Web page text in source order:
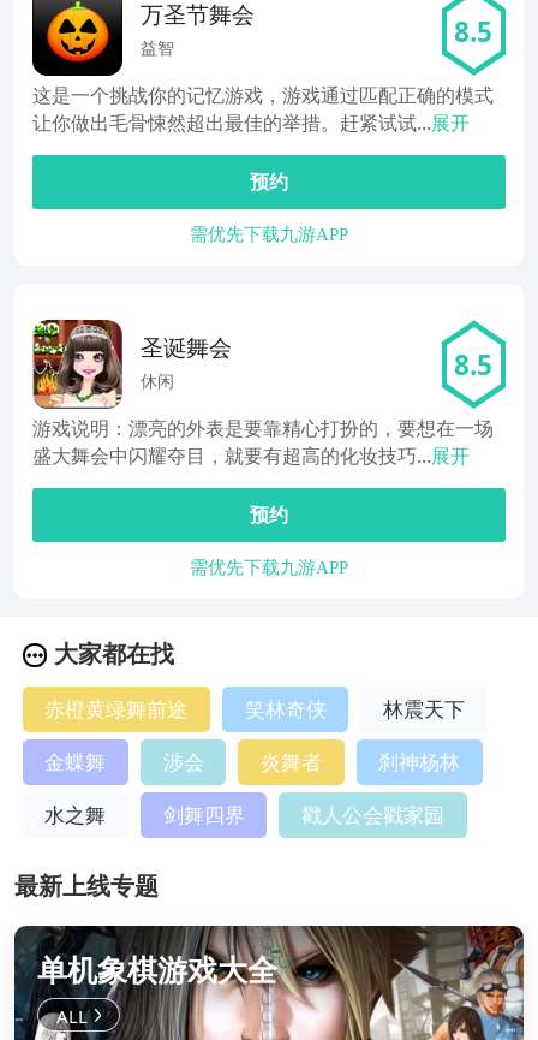
万圣节舞会
益智 8.5
这是一个挑战你的记忆游戏，游戏通过匹配正确的模式
让你做出毛骨悚然超出最佳的举措。赶紧试试...展开
预约
需优先下载九游APP
圣诞舞会
休闲 8.5
游戏说明：漂亮的外表是要靠精心打扮的，要想在一场
盛大舞会中闪耀夺目，就要有超高的化妆技巧...展开
预约
需优先下载九游APP
大家都在找
赤橙黄绿舞前途 笑林奇侠
林震天下
金蝶舞
涉会 炎舞者
刹神杨林
水之舞
剑舞四界 戳人公会戳家园
最新上线专题
单机象棋游戏大全